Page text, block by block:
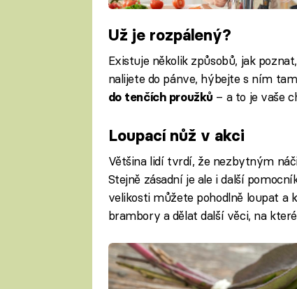
Už je rozpálený?
Existuje několik způsobů, jak
nalijete do pánve, hýbejte s ním
do tenčích proužků – a to je vaše
Loupací nůž v akci
Většina lidí tvrdí, že nezbytným
Stejně zásadní je ale i další
velikosti můžete pohodlně loupat a
brambory a dělat další věci, na